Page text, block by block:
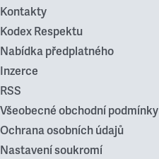
Kontakty
Kodex Respektu
Nabídka předplatného
Inzerce
RSS
Všeobecné obchodní podmínky
Ochrana osobních údajů
Nastavení soukromí